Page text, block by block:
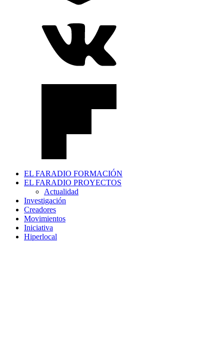
EL FARADIO FORMACIÓN
EL FARADIO PROYECTOS
Actualidad
Investigación
Creadores
Movimientos
Iniciativa
Hiperlocal